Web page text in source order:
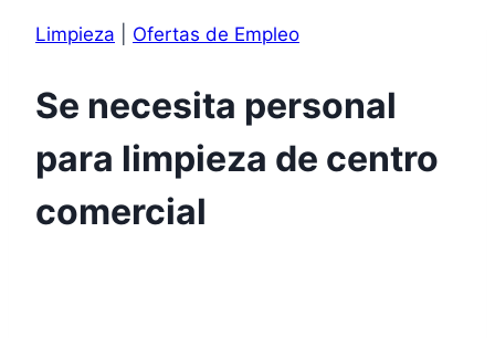
Limpieza Ofertas de Empleo
Se necesita personal
para limpieza de centro
comercial